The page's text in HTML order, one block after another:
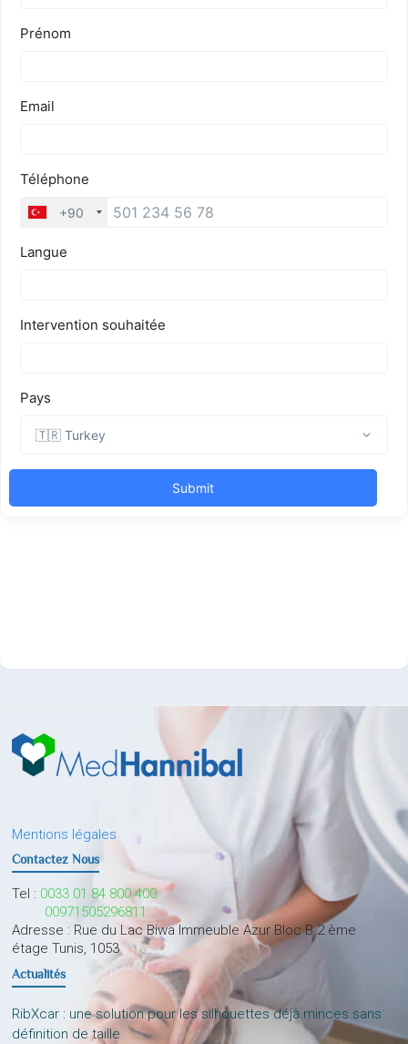
Mentions légales
Contactez Nous
Tel : 0033 01 84 800 400
00971505296811
Adresse : Rue du Lac Biwa Immeuble Azur Bloc B 2 ème
étage Tunis, 1053
Actualités
RibXcar : une solution pour les silhouettes déjà minces sans
définition de taille